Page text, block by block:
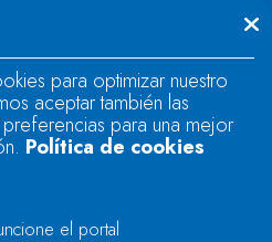
al cargar el campo
al cargar el campo
para optimizar nuestro
aceptar también las
para una mejor
Política de cookies
el portal